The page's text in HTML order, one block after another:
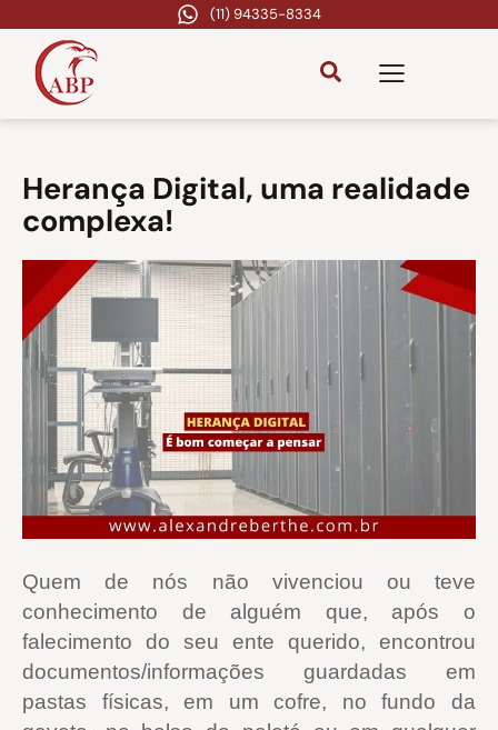
(11) 94335-8334
Herança Digital, uma realidade
complexa!
Quem de nós não vivenciou ou teve
conhecimento de alguém que, após o
falecimento do seu ente querido, encontrou
documentos/informações guardadas em
pastas físicas, em um cofre, no fundo da